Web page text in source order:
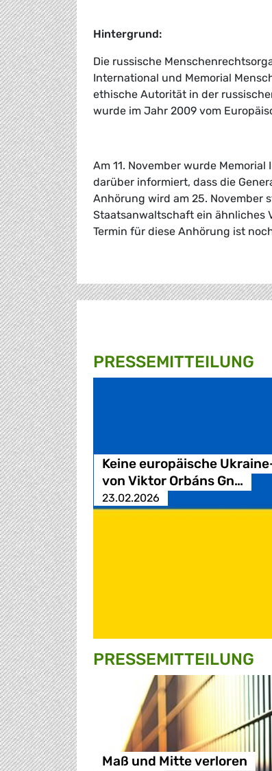
Hintergrund:
Die russische
International und Memorial
ethische Autorität in der
wurde im Jahr 2009 vom
Am 11. November wurde
darüber informiert, dass die
Anhörung wird am 25. November
Staatsanwaltschaft ein ähnliches
Termin für diese Anhörung ist
PRESSE­MITTEILUNG
Keine europäische
von Viktor Orbáns Gn…
23.02.2026
PRESSE­MITTEILUNG
Maß und Mitte verloren